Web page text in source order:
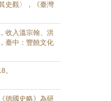
史觀〉，《臺灣
收入溫宗翰、洪
臺中：豐饒文化
。
德國史略》為研